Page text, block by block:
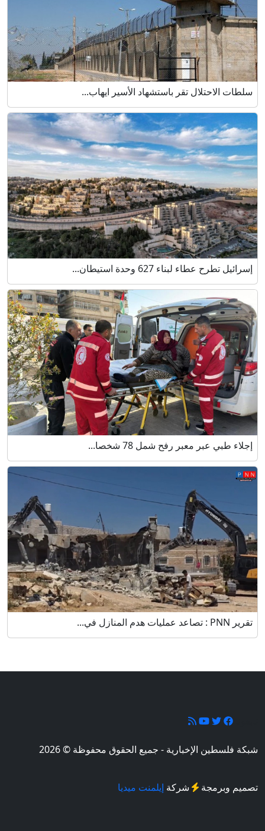
سلطات الاحتلال تقر باستشهاد الأسير ايهاب...
إسرائيل تطرح عطاء لبناء 627 وحدة استيطان...
إجلاء طبي عبر معبر رفح شمل 78 شخصا...
تقرير PNN : تصاعد عمليات هدم المنازل في...
شبكة فلسطين الإخبارية - جميع الحقوق محفوظة © 2026
تصميم وبرمجة شركة إيلمنت ميديا